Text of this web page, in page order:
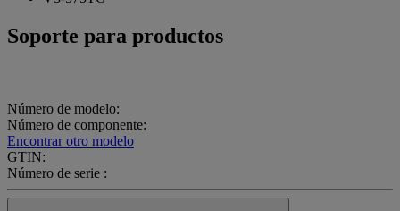
Soporte para productos
Número de modelo:
Número de componente:
Encontrar otro modelo
GTIN:
Número de serie :